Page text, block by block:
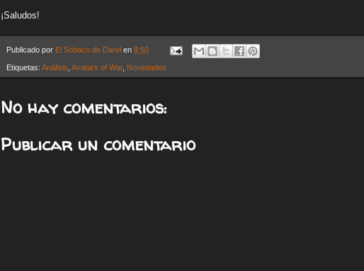
¡Saludos!
Publicado por El Sobaco de Darel en 8:50
Etiquetas: Análisis Avatars of War, Novedades
No hay comentarios:
Publicar un comentario